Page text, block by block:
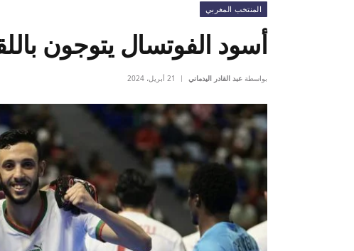
المنتخب المغربي
أسود الفوتسال يتوجون
بواسطة عبد القادر اليدماني 21 أبريل، 2024